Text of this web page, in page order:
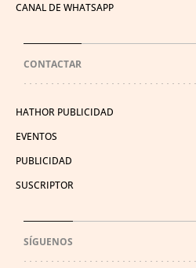
CANAL DE WHATSAPP
CONTACTAR
HATHOR PUBLICIDAD
EVENTOS
PUBLICIDAD
SUSCRIPTOR
SÍGUENOS